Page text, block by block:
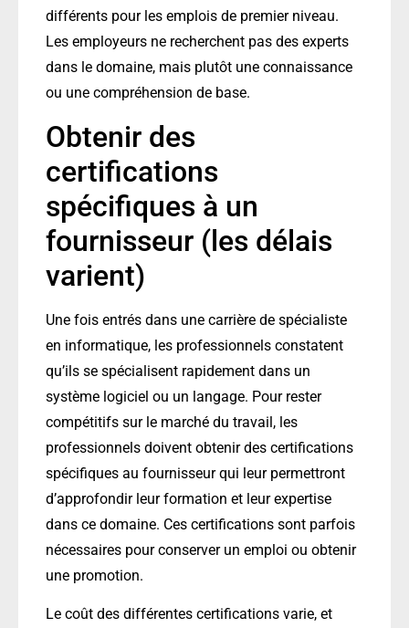
différents pour les emplois de premier niveau.
Les employeurs ne recherchent pas des experts
dans le domaine, mais plutôt une connaissance
ou une compréhension de base.
Obtenir des
certifications
spécifiques à un
fournisseur (les délais
varient)
Une fois entrés dans une carrière de spécialiste
en informatique, les professionnels constatent
qu’ils se spécialisent rapidement dans un
système logiciel ou un langage. Pour rester
compétitifs sur le marché du travail, les
professionnels doivent obtenir des certifications
spécifiques au fournisseur qui leur permettront
d’approfondir leur formation et leur expertise
dans ce domaine. Ces certifications sont parfois
nécessaires pour conserver un emploi ou obtenir
une promotion.
Le coût des différentes certifications varie, et